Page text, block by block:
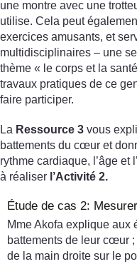
une montre avec une
utilise. Cela peut
exercices amusants, et
multidisciplinaires – une
thème « le corps et la
travaux pratiques de ce
faire participer.
La Ressource 3 vous
battements du cœur et
rythme cardiaque, l’âge et
à réaliser l’Activité 2.
Étude de cas 2:
Mme Akofa explique aux
battements de leur cœur
de la main droite sur le